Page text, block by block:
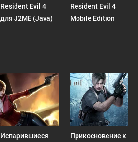
Resident Evil 4
для J2ME (Java)
Resident Evil 4
Mobile Edition
Испарившиеся
Прикосновение к